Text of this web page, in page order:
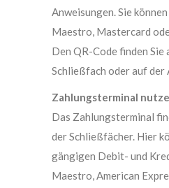
Anweisungen. Sie
Maestro, Mastercard
Den QR-Code finden Sie
Schließfach oder auf
Zahlungsterminal
Das Zahlungsterminal
der Schließfächer. Hier
gängigen Debit- und
Maestro, American